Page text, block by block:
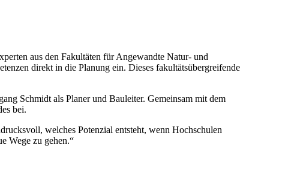
aus den Fakultäten für Angewandte Natur- und
direkt in die Planung ein. Dieses fakultätsübergreifende
Schmidt als Planer und Bauleiter. Gemeinsam mit dem
bei.
welches Potenzial entsteht, wenn Hochschulen
Wege zu gehen.“